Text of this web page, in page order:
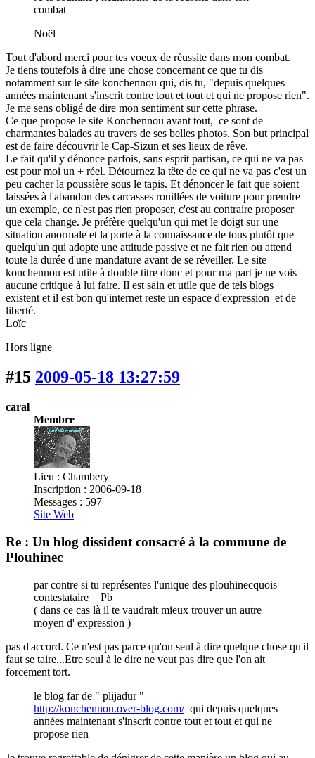
combat
Noël
Tout d'abord merci pour tes voeux de réussite dans mon combat.
Je tiens toutefois à dire une chose concernant ce que tu dis
notamment sur le site konchennou qui, dis tu, "depuis quelques
années maintenant s'inscrit contre tout et tout et qui ne propose rien".
Je me sens obligé de dire mon sentiment sur cette phrase.
Ce que propose le site Konchennou avant tout, ce sont de
charmantes balades au travers de ses belles photos. Son but principal
est de faire découvrir le Cap-Sizun et ses lieux de rêve.
Le fait qu'il y dénonce parfois, sans esprit partisan, ce qui ne va pas
est pour moi un + réel. Détournez la tête de ce qui ne va pas c'est un
peu cacher la poussière sous le tapis. Et dénoncer le fait que soient
laissées à l'abandon des carcasses rouillées de voiture pour prendre
un exemple, ce n'est pas rien proposer, c'est au contraire proposer
que cela change. Je préfère quelqu'un qui met le doigt sur une
situation anormale et la porte à la connaissance de tous plutôt que
quelqu'un qui adopte une attitude passive et ne fait rien ou attend
toute la durée d'une mandature avant de se réveiller. Le site
konchennou est utile à double titre donc et pour ma part je ne vois
aucune critique à lui faire. Il est sain et utile que de tels blogs
existent et il est bon qu'internet reste un espace d'expression et de
liberté.
Loïc
Hors ligne
#15 2009-05-18 13:27:59
caral
Membre
Lieu : Chambery
Inscription : 2006-09-18
Messages : 597
Site Web
Re : Un blog dissident consacré à la commune de
Plouhinec
par contre si tu représentes l'unique des plouhinecquois
contestataire = Pb
( dans ce cas là il te vaudrait mieux trouver un autre
moyen d' expression )
pas d'accord. Ce n'est pas parce qu'on seul à dire quelque chose qu'il
faut se taire...Etre seul à le dire ne veut pas dire que l'on ait
forcement tort.
le blog far de " plijadur "
http://konchennou.over-blog.com/qui depuis quelques
années maintenant s'inscrit contre tout et tout et qui ne
propose rien